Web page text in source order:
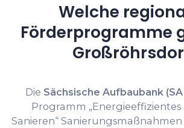
Welche
Förderprogramme
Die Sächsische Aufbaubank
Programm
Sanieren“